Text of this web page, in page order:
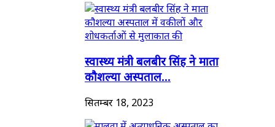
स्वास्थ्य मंत्री बलबीर सिंह ने माता
कौशल्या अस्पताल...
सितम्बर 18, 2023